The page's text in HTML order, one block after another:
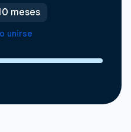
meses
unirse